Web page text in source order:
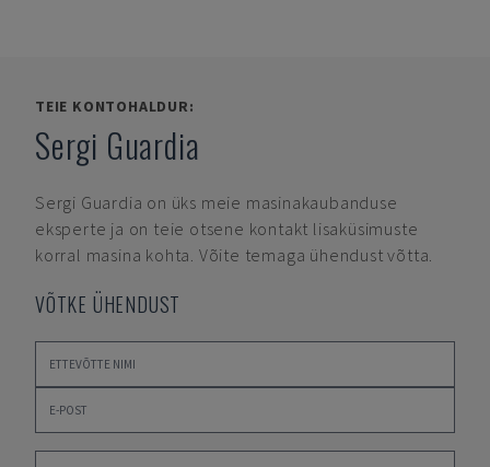
TEIE KONTOHALDUR:
Sergi Guardia
Sergi Guardia on üks meie masinakaubanduse
eksperte ja on teie otsene kontakt lisaküsimuste
korral masina kohta. Võite temaga ühendust võtta.
VÕTKE ÜHENDUST